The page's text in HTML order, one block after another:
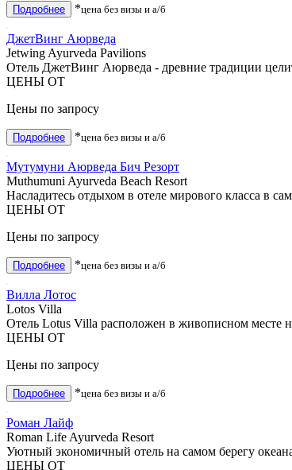
Подробнее *цена без визы и а/б
ДжетВинг Аюрведа
Jetwing Ayurveda Pavilions
Отель ДжетВинг Аюрведа - древние традиции
ЦЕНЫ ОТ
Цены по запросу
Подробнее *цена без визы и а/б
Мутумуни Аюрведа Бич Резорт
Muthumuni Ayurveda Beach Resort
Насладитесь отдыхом в отеле мирового класса в
ЦЕНЫ ОТ
Цены по запросу
Подробнее *цена без визы и а/б
Вилла Лотос
Lotos Villa
Отель Lotus Villa расположен в живописном месте
ЦЕНЫ ОТ
Цены по запросу
Подробнее *цена без визы и а/б
Роман Лайф
Roman Life Ayurveda Resort
Уютный экономичный отель на самом берегу
ЦЕНЫ ОТ